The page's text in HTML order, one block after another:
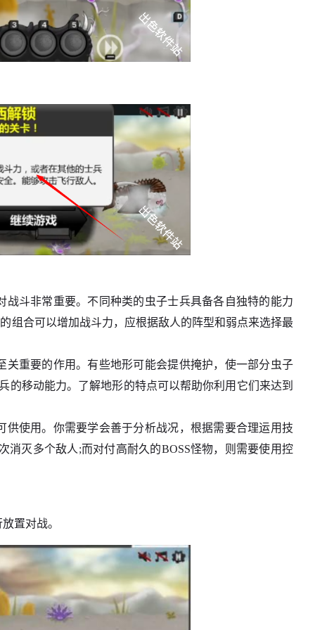
斗非常重要。不同种类的虫子士兵具备各自独特的能力
组合可以增加战斗力，应根据敌人的阵型和弱点来选择最
重要的作用。有些地形可能会提供掩护，使一部分虫子
的移动能力。了解地形的特点可以帮助你利用它们来达到
使用。你需要学会善于分析战况，根据需要合理运用技
灭多个敌人;而对付高耐久的BOSS怪物，则需要使用控
置对战。